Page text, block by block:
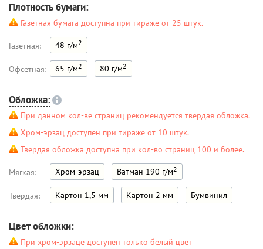
Плотность бумаги:
Газетная бумага доступна при тираже от 25 штук.
Газетная: 48 г/м2
Офсетная: 65 г/м2 80 г/м2
Обложка:
При данном кол-ве страниц рекомендуется твердая обложка.
Хром-эрзац доступен при тираже от 10 штук.
Твердая обложка доступна при кол-во страниц 100 и более.
Мягкая: Хром-эрзац Ватман 190 г/м2
Твердая: Картон 1,5 мм Картон 2 мм Бумвинил
Цвет обложки:
При хром-эрзаце доступен только белый цвет